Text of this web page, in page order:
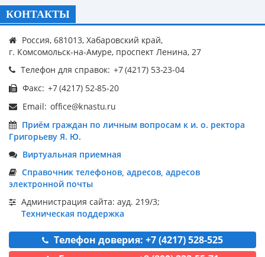
КОНТАКТЫ
Россия, 681013, Хабаровский край,
г. Комсомольск-на-Амуре, проспект Ленина, 27
Телефон для справок:
Факс:
Email:
Приём граждан по личным вопросам к и. о. ректора
Григорьеву Я. Ю.
Виртуальная приемная
Справочник телефонов, адресов, адресов
электронной почты
Администрация сайта: ауд. 219/3;
Техническая поддержка
Телефон доверия: +7 (4217) 528-525